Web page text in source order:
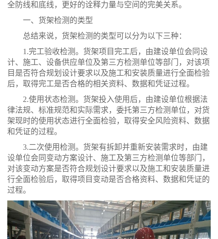
全防线和底线，更好的诠释力量与空间的完美关系。
一、货架检测的类型
总结来说，货架检测的类型可以分为以下三种：
1.完工验收检测。货架项目完工后，由建设单位会同设
计、施工、设备供应单位及第三方检测单位等部门，对该项
目是否符合规划设计要求以及施工和安装质量进行全面检验
后，取得完工是否合格的相关资料、数据和凭证过程。
2.使用状态检测。货架投入使用后，由建设单位根据法
律法规、标准规范和实际需求，委托第三方检测单位，对货
架现时的使用状态进行全面检验，取得安全风险资料、数据
和凭证的过程。
3.二次使用检测。货架有拆卸并重新安装需求时，由建
设单位会同变动方案设计、施工及第三方检测单位等部门，
对该变动方案是否符合规划设计要求以及施工和安装质量进
行全面检验后，取得项目变动是否合格资料、数据和凭证的
过程。